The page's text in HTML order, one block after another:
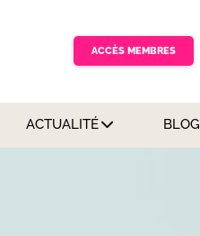
ACCÈS MEMBRES
ACTUALITÉ BLOG